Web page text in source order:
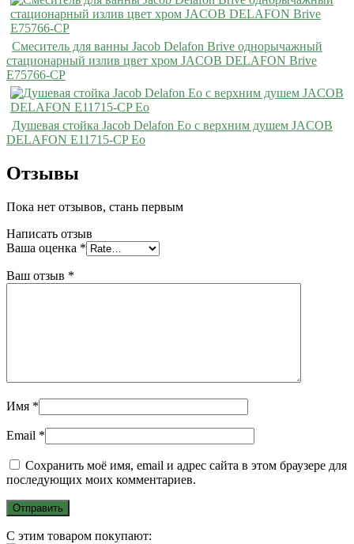
Смеситель для ванны Jacob Delafon Brive однорычажный
стационарный излив цвет хром JACOB DELAFON Brive
E75766-CP
Душевая стойка Jacob Delafon Eo с верхним душем JACOB
DELAFON E11715-CP Eo
Отзывы
Пока нет отзывов, стань первым
Написать отзыв
Ваша оценка *
Ваш отзыв *
Имя *
Email *
Сохранить моё имя, email и адрес сайта в этом браузере для
последующих моих комментариев.
С этим товаром покупают: